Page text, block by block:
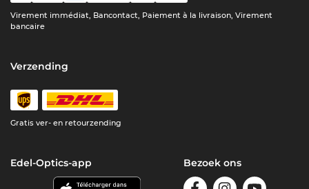
Virement immédiat, Bancontact, Paiement à la livraison, Virement
bancaire
Verzending
Gratis ver- en retourzending
Edel-Optics-app Bezoek ons